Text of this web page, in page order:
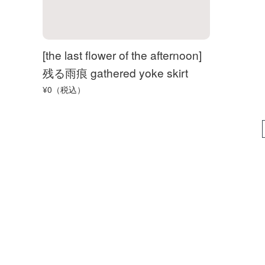
[the last flower of the afternoon]
残る雨痕 gathered yoke skirt
¥0（税込）